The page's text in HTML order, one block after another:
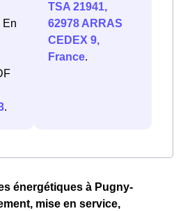
En
.
TSA 21941,
62978 ARRAS
CEDEX 9,
France.
énergétiques à Pugny-
mise en service,